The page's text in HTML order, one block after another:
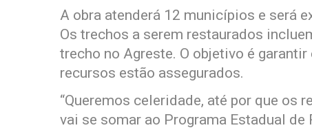
A obra atenderá 12 municípios e será
Os trechos a serem restaurados
trecho no Agreste. O objetivo é
recursos estão assegurados.
“Queremos celeridade, até por que os
vai se somar ao Programa Estadual de